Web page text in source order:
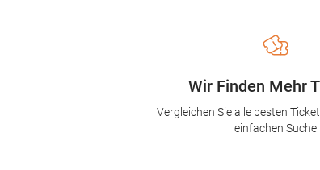
Wir Finden Mehr
Vergleichen Sie alle besten
einfachen Suche